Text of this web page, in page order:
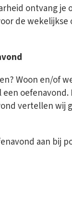
ontvang je
de
Woon en/of
een
vertellen wij
aan bij
LinkedIn